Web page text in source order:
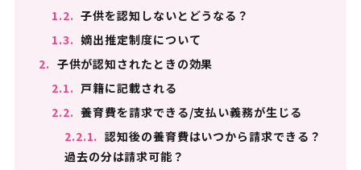
1.2. 子供を認知しないとどうなる？
1.3. 嫡出推定制度について
2. 子供が認知されたときの効果
2.1. 戸籍に記載される
2.2. 養育費を請求できる/支払い義務が生じる
2.2.1. 認知後の養育費はいつから請求できる？
過去の分は請求可能？